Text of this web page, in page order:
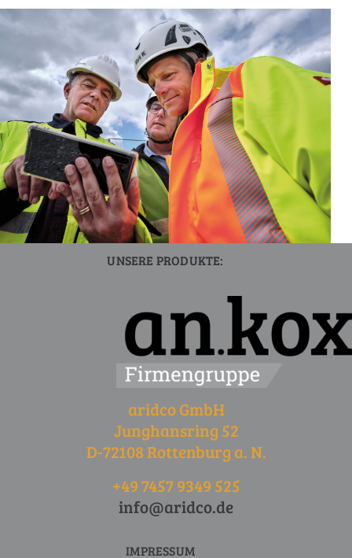
UNSERE PRODUKTE:
aridco GmbH
Junghansring 52
D-72108 Rottenburg a. N.
+49 7457 9349 525
info@aridco.de
IMPRESSUM